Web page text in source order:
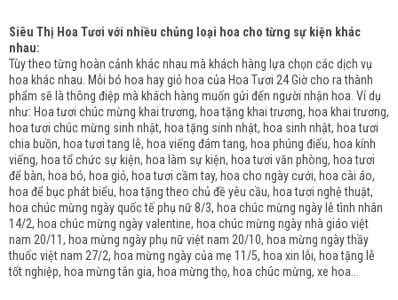
Siêu Thị Hoa Tươi với nhiều chủng loại hoa cho từng sự kiện khác
nhau:
Tùy theo từng hoàn cảnh khác nhau mà khách hàng lựa chọn các dịch vụ
hoa khác nhau. Mỗi bó hoa hay giỏ hoa của Hoa Tươi 24 Giờ cho ra thành
phẩm sẽ là thông điệp mà khách hàng muốn gửi đến người nhận hoa. Ví dụ
như: Hoa tươi chúc mừng khai trương, hoa tặng khai trương, hoa khai trương,
hoa tươi chúc mừng sinh nhật, hoa tặng sinh nhật, hoa sinh nhật, hoa tươi
chia buồn, hoa tươi tang lễ, hoa viếng đám tang, hoa phúng điếu, hoa kính
viếng, hoa tổ chức sự kiện, hoa làm sự kiện, hoa tươi văn phòng, hoa tươi
để bàn, hoa bó, hoa giỏ, hoa tươi cầm tay, hoa cho ngày cưới, hoa cài áo,
hoa để bục phát biểu, hoa tặng theo chủ đề yêu cầu, hoa tươi nghệ thuật,
hoa chúc mừng ngày quốc tế phụ nữ 8/3, hoa chúc mừng ngày lễ tình nhân
14/2, hoa chúc mừng ngày valentine, hoa chúc mừng ngày nhà giáo việt
nam 20/11, hoa mừng ngày phụ nữ việt nam 20/10, hoa mừng ngày thầy
thuốc việt nam 27/2, hoa mừng ngày của mẹ 11/5, hoa xin lỗi, hoa tặng lễ
tốt nghiệp, hoa mừng tân gia, hoa mừng thọ, hoa chúc mừng, xe hoa...